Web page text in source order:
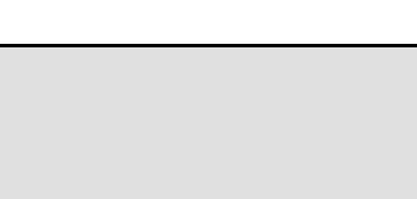
constructeur d'équipement, série de produits